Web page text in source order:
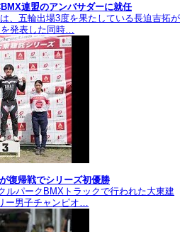
連盟のアンバサダーに就任
、五輪出場3度を果たしている長迫吉拓が
発表した同時…
復帰戦でシリーズ初優勝
ルパークBMXトラックで行われた大東建
ー男子チャンピオ…